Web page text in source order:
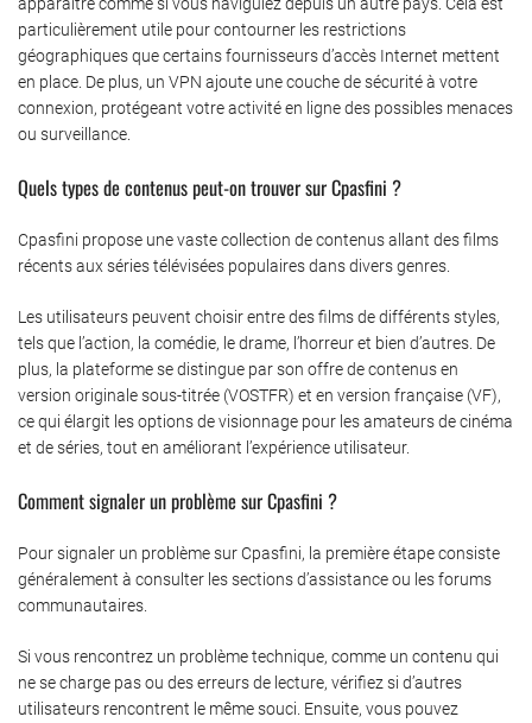
particulièrement utile pour contourner les restrictions
géographiques que certains fournisseurs d’accès Internet mettent
en place. De plus, un VPN ajoute une couche de sécurité à votre
connexion, protégeant votre activité en ligne des possibles menaces
ou surveillance.
Quels types de contenus peut-on trouver sur Cpasfini ?
Cpasfini propose une vaste collection de contenus allant des films
récents aux séries télévisées populaires dans divers genres.
Les utilisateurs peuvent choisir entre des films de différents styles,
tels que l’action, la comédie, le drame, l’horreur et bien d’autres. De
plus, la plateforme se distingue par son offre de contenus en
version originale sous-titrée (VOSTFR) et en version française (VF),
ce qui élargit les options de visionnage pour les amateurs de cinéma
et de séries, tout en améliorant l’expérience utilisateur.
Comment signaler un problème sur Cpasfini ?
Pour signaler un problème sur Cpasfini, la première étape consiste
généralement à consulter les sections d’assistance ou les forums
communautaires.
Si vous rencontrez un problème technique, comme un contenu qui
ne se charge pas ou des erreurs de lecture, vérifiez si d’autres
utilisateurs rencontrent le même souci. Ensuite, vous pouvez